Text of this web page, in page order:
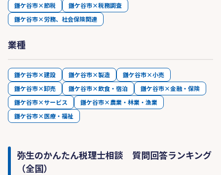
鎌ケ谷市×節税
鎌ケ谷市×税務調査
鎌ケ谷市×労務、社会保険関連
業種
鎌ケ谷市×建設 鎌ケ谷市×製造
鎌ケ谷市×小売
鎌ケ谷市×卸売
鎌ケ谷市×飲食・宿泊
鎌ケ谷市×金融・保険
鎌ケ谷市×サービス
鎌ケ谷市×農業・林業・漁業
鎌ケ谷市×医療・福祉
弥生のかんたん税理士相談 質問回答ランキング
（全国）